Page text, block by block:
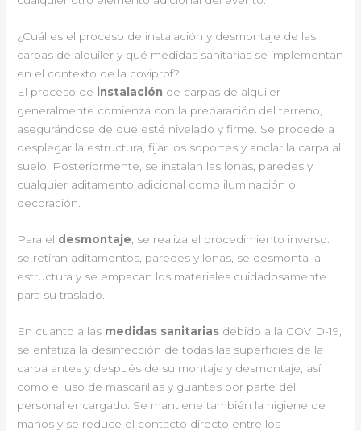
¿Cuál es el proceso de instalación y desmontaje de las
carpas de alquiler y qué medidas sanitarias se implementan
en el contexto de la coviprof?
El proceso de instalación de carpas de alquiler
generalmente comienza con la preparación del terreno,
asegurándose de que esté nivelado y firme. Se procede a
desplegar la estructura, fijar los soportes y anclar la carpa al
suelo. Posteriormente, se instalan las lonas, paredes y
cualquier aditamento adicional como iluminación o
decoración.
Para el desmontaje , se realiza el procedimiento inverso:
se retiran aditamentos, paredes y lonas, se desmonta la
estructura y se empacan los materiales cuidadosamente
para su traslado.
En cuanto a las medidas sanitarias debido a la COVID-19,
se enfatiza la desinfección de todas las superficies de la
carpa antes y después de su montaje y desmontaje, así
como el uso de mascarillas y guantes por parte del
personal encargado. Se mantiene también la higiene de
manos y se reduce el contacto directo entre los